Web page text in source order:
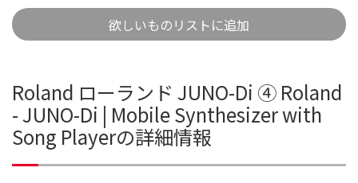
欲しいものリストに追加
Roland ローランド JUNO-Di ④ Roland
- JUNO-Di | Mobile Synthesizer with
Song Playerの詳細情報